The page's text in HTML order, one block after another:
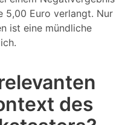
5,00 Euro verlangt. Nur
ist eine mündliche
des